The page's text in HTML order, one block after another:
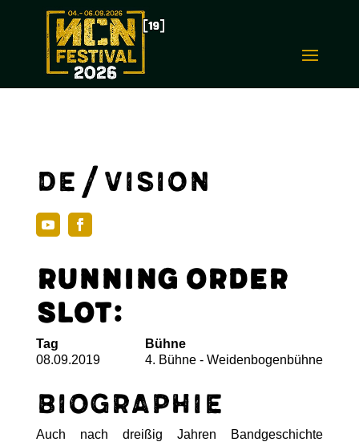
De/Vision
Running Order
Slot:
Tag
08.09.2019
Bühne
4. Bühne - Weidenbogenbühne
Biographie
Auch nach dreißig Jahren Bandgeschichte